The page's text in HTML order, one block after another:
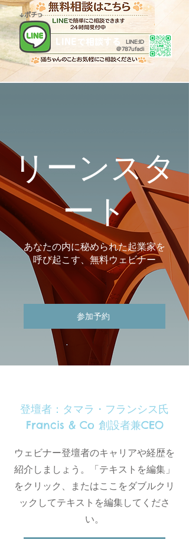
LINEで相談する
LINE:ID
​＠787ufadi
​↓ポチっ
リーンスタ
ート
あなたの内に秘められた起業家を
呼び起こす、無料ウェビナー
参加予約
登壇者：タマラ・フランシス氏
Francis & Co 創設者兼CEO
ウェビナー登壇者のキャリアや経歴を
紹介しましょう。「テキストを編集」
をクリック、またはここをダブルクリ
ックしてテキストを編集してくださ
い。